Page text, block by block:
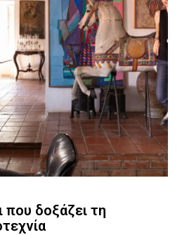
που δοξάζει τη